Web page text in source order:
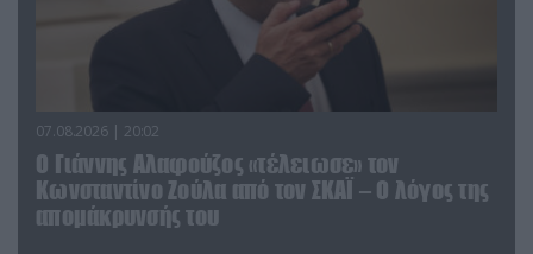
07.08.2026 | 20:02
Ο Γιάννης Αλαφούζος «τέλειωσε» τον
Κωνσταντίνο Ζούλα από τον ΣΚΑΪ – Ο λόγος της
απομάκρυνσής του